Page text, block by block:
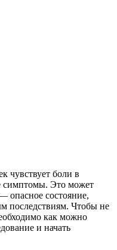
чувствует боли в
симптомы. Это может
опасное состояние,
последствиям. Чтобы не
как можно
и начать